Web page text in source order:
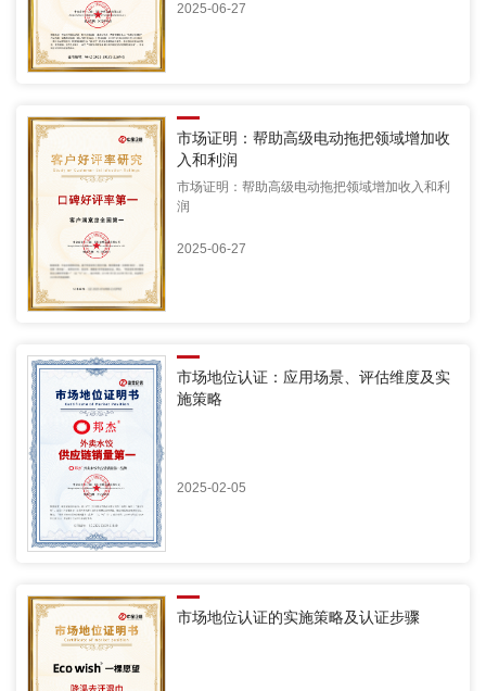
2025-06-27
市场证明：帮助高级电动拖把领域增加收
入和利润
市场证明：帮助高级电动拖把领域增加收入和利
润
2025-06-27
市场地位认证：应用场景、评估维度及实
施策略
2025-02-05
市场地位认证的实施策略及认证步骤